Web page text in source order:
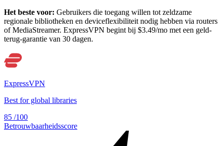
Het beste voor: Gebruikers die toegang willen tot zeldzame
regionale bibliotheken en deviceflexibiliteit nodig hebben via routers
of MediaStreamer. ExpressVPN begint bij $3.49/mo met een geld-
terug-garantie van 30 dagen.
ExpressVPN
Best for global libraries
85 /100
Betrouwbaarheidsscore